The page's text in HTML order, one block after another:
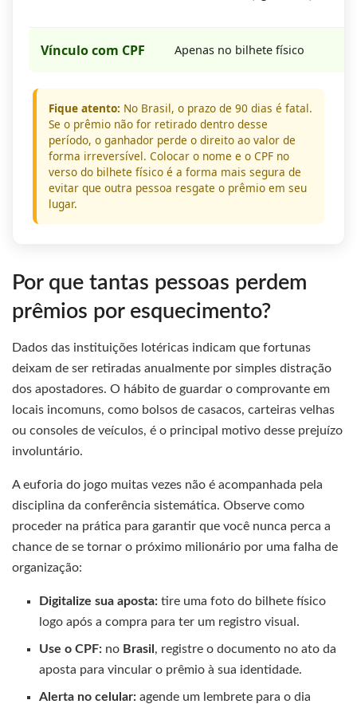
Vínculo com CPF Apenas no bilhete físico
Fique atento: No Brasil, o prazo de 90 dias é fatal.
Se o prêmio não for retirado dentro desse
período, o ganhador perde o direito ao valor de
forma irreversível. Colocar o nome e o CPF no
verso do bilhete físico é a forma mais segura de
evitar que outra pessoa resgate o prêmio em seu
lugar.
Por que tantas pessoas perdem
prêmios por esquecimento?
Dados das instituições lotéricas indicam que fortunas
deixam de ser retiradas anualmente por simples distração
dos apostadores. O hábito de guardar o comprovante em
locais incomuns, como bolsos de casacos, carteiras velhas
ou consoles de veículos, é o principal motivo desse prejuízo
involuntário.
A euforia do jogo muitas vezes não é acompanhada pela
disciplina da conferência sistemática. Observe como
proceder na prática para garantir que você nunca perca a
chance de se tornar o próximo milionário por uma falha de
organização:
Digitalize sua aposta: tire uma foto do bilhete físico
logo após a compra para ter um registro visual.
Use o CPF: no Brasil , registre o documento no ato da
aposta para vincular o prêmio à sua identidade.
Alerta no celular: agende um lembrete para o dia